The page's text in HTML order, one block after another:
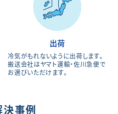
出荷
冷気がもれないように出荷します。
搬送会社はヤマト運輸・佐川急便で
お選びいただけます。
事例